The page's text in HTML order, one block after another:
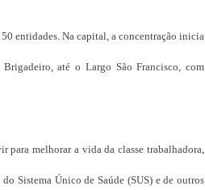
entidades. Na capital, a concentração inicia
até o Largo São Francisco, com
para melhorar a vida da classe trabalhadora,
Sistema Único de Saúde (SUS) e de outros